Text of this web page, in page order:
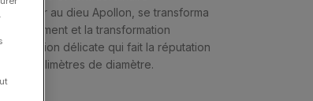
au dieu Apollon, se transforma
mouvement et la transformation
la finition délicate qui fait la réputation
18 millimètres de diamètre.